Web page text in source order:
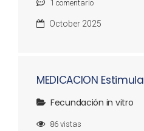
1 comentario
October 2025
MEDICACION
Fecundación in vitro
86 vistas